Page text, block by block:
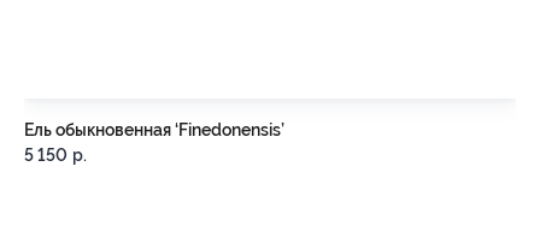
Ель обыкновенная ‘Finedonensis’
5 150 р.